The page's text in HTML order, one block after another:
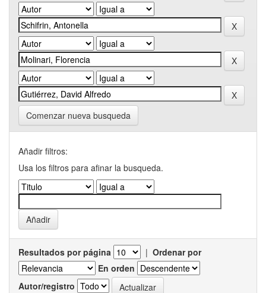
Comenzar nueva busqueda
Añadir filtros:
Usa los filtros para afinar la busqueda.
Resultados por página | Ordenar por
En orden
Autor/registro